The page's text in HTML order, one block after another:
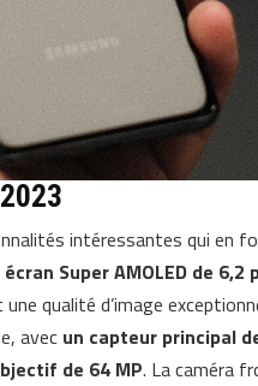
intéressantes qui en
Super AMOLED de 6,2
qualité d’image
avec un capteur principal
de 64 MP. La caméra